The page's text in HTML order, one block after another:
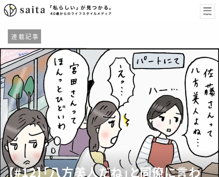
連載記事
【#12】「八方美人だね」と同僚に言わ